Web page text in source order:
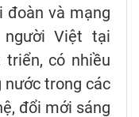
đoàn và mạng
Việt tại
triển, có nhiều
trong các
đổi mới sáng